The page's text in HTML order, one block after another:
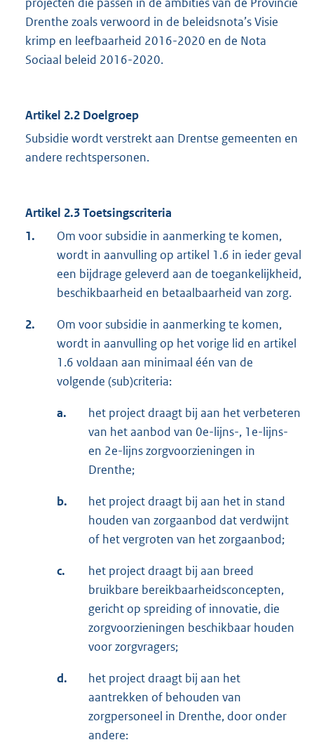
projecten die passen in de ambities van de Provincie
Drenthe zoals verwoord in de beleidsnota’s Visie
krimp en leefbaarheid 2016-2020 en de Nota
Sociaal beleid 2016-2020.
Artikel 2.2 Doelgroep
Subsidie wordt verstrekt aan Drentse gemeenten en
andere rechtspersonen.
Artikel 2.3 Toetsingscriteria
1.
Om voor subsidie in aanmerking te komen,
wordt in aanvulling op artikel 1.6 in ieder geval
een bijdrage geleverd aan de toegankelijkheid,
beschikbaarheid en betaalbaarheid van zorg.
2.
Om voor subsidie in aanmerking te komen,
wordt in aanvulling op het vorige lid en artikel
1.6 voldaan aan minimaal één van de
volgende (sub)criteria:
a.
het project draagt bij aan het verbeteren
van het aanbod van 0e-lijns-, 1e-lijns-
en 2e-lijns zorgvoorzieningen in
Drenthe;
b.
het project draagt bij aan het in stand
houden van zorgaanbod dat verdwijnt
of het vergroten van het zorgaanbod;
c.
het project draagt bij aan breed
bruikbare bereikbaarheidsconcepten,
gericht op spreiding of innovatie, die
zorgvoorzieningen beschikbaar houden
voor zorgvragers;
d.
het project draagt bij aan het
aantrekken of behouden van
zorgpersoneel in Drenthe, door onder
andere: